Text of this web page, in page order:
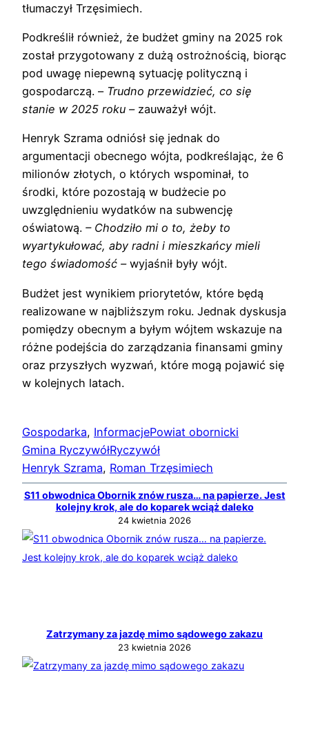
tłumaczył Trzęsimiech.
Podkreślił również, że budżet gminy na 2025 rok
został przygotowany z dużą ostrożnością, biorąc
pod uwagę niepewną sytuację polityczną i
gospodarczą. – Trudno przewidzieć, co się
stanie w 2025 roku –zauważył wójt.
Henryk Szrama odniósł się jednak do
argumentacji obecnego wójta, podkreślając, że 6
milionów złotych, o których wspominał, to
środki, które pozostają w budżecie po
uwzględnieniu wydatków na subwencję
oświatową. – Chodziło mi o to, żeby to
wyartykułować, aby radni i mieszkańcy mieli
tego świadomość – wyjaśnił były wójt.
Budżet jest wynikiem priorytetów, które będą
realizowane w najbliższym roku. Jednak dyskusja
pomiędzy obecnym a byłym wójtem wskazuje na
różne podejścia do zarządzania finansami gminy
oraz przyszłych wyzwań, które mogą pojawić się
w kolejnych latach.
Gospodarka, InformacjePowiat obornicki
Gmina RyczywółRyczywół
Henryk Szrama, Roman Trzęsimiech
S11 obwodnica Obornik znów rusza… na papierze. Jest
kolejny krok, ale do koparek wciąż daleko
24 kwietnia 2026
Zatrzymany za jazdę mimo sądowego zakazu
23 kwietnia 2026